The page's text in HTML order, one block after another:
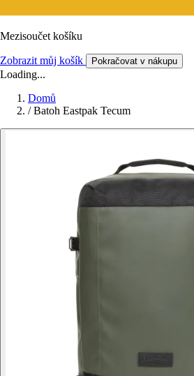
Mezisoučet košíku
Zobrazit můj košík Pokračovat v nákupu
Loading...
Domů
/ Batoh Eastpak Tecum